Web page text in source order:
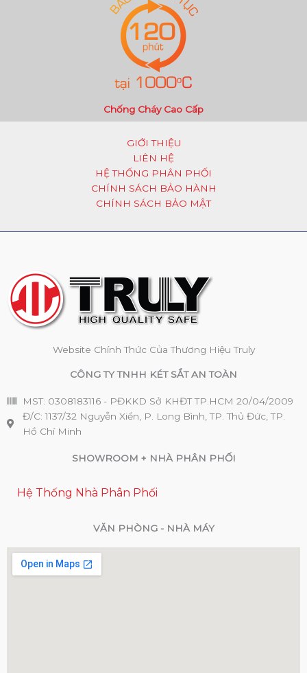
Chống Cháy Cao Cấp
GIỚI THIỆU
LIÊN HỆ
HỆ THỐNG PHÂN PHỐI
CHÍNH SÁCH BẢO HÀNH
CHÍNH SÁCH BẢO MẬT
Website Chính Thức Của Thương Hiệu Truly
CÔNG TY TNHH KÉT SẮT AN TOÀN
MST: 0308183116 - PĐKKD Sở KHĐT TP.HCM 20/04/2009
Đ/C: 1137/32 Nguyễn Xiển, P. Long Bình, TP. Thủ Đức, TP.
Hồ Chí Minh
SHOWROOM + NHÀ PHÂN PHỐI
Hệ Thống Nhà Phân Phối
VĂN PHÒNG - NHÀ MÁY